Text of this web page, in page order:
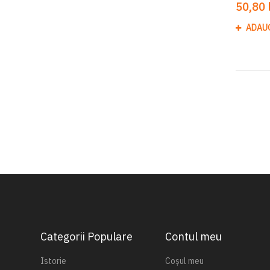
50,80
Categorii Populare
Istorie
Contul meu
Coșul meu